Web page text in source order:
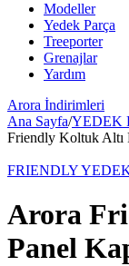
Modeller
Yedek Parça
Treeporter
Grenajlar
Yardım
Arora İndirimleri
Ana Sayfa/YEDEK
Friendly Koltuk Altı
FRIENDLY
Arora
Panel